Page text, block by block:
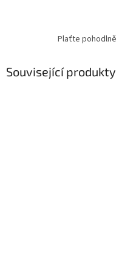
Plaťte pohodlně
Související produkty